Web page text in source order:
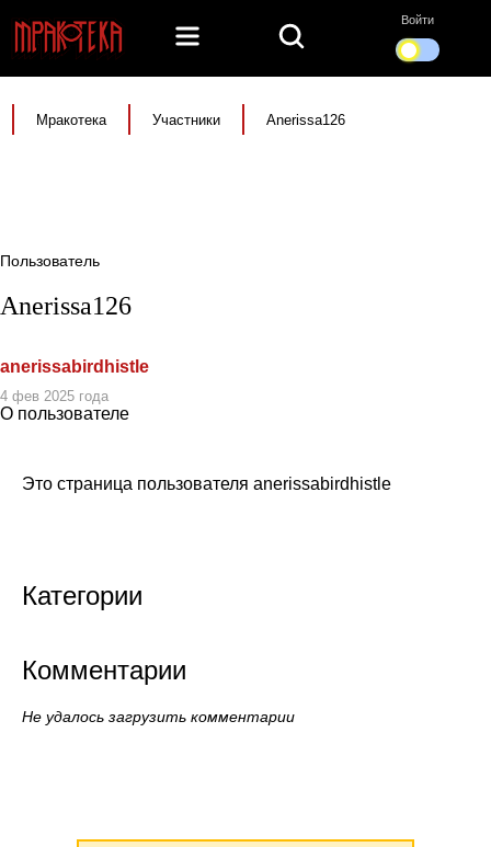
Войти
Мракотека Участники Anerissa126
Пользователь
Anerissa126
anerissabirdhistle
4 фев 2025 года
О пользователе
Это страница пользователя anerissabirdhistle
Категории
Комментарии
Не удалось загрузить комментарии